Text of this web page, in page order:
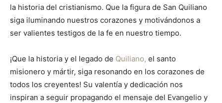
la historia del cristianismo. Que la figura de San Quiliano
siga iluminando nuestros corazones y motivándonos a
ser valientes testigos de la fe en nuestro tiempo.
¡Que la historia y el legado de Quiliano, el santo
misionero y mártir, siga resonando en los corazones de
todos los creyentes! Su valentía y dedicación nos
inspiran a seguir propagando el mensaje del Evangelio y